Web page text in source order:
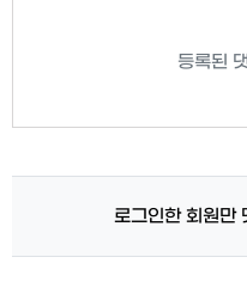
등록된
로그인한 회원만